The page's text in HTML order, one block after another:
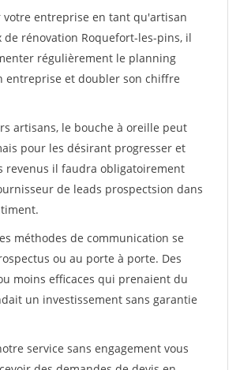
votre entreprise en tant qu'artisan
de rénovation Roquefort-les-pins, il
régulièrement le planning
entreprise et doubler son chiffre
artisans, le bouche à oreille peut
pour les désirant progresser et
revenus il faudra obligatoirement
de leads prospectsion dans
méthodes de communication se
ou au porte à porte. Des
moins efficaces qui prenaient du
un investissement sans garantie
service sans engagement vous